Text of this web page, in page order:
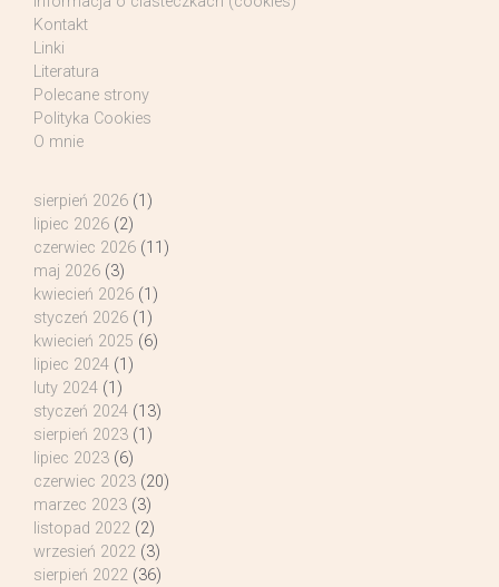
Kontakt
Linki
Literatura
Polecane strony
Polityka Cookies
O mnie
sierpień 2026 (1)
lipiec 2026 (2)
czerwiec 2026 (11)
maj 2026 (3)
kwiecień 2026 (1)
styczeń 2026 (1)
kwiecień 2025 (6)
lipiec 2024 (1)
luty 2024 (1)
styczeń 2024 (13)
sierpień 2023 (1)
lipiec 2023 (6)
czerwiec 2023 (20)
marzec 2023 (3)
listopad 2022 (2)
wrzesień 2022 (3)
sierpień 2022 (36)